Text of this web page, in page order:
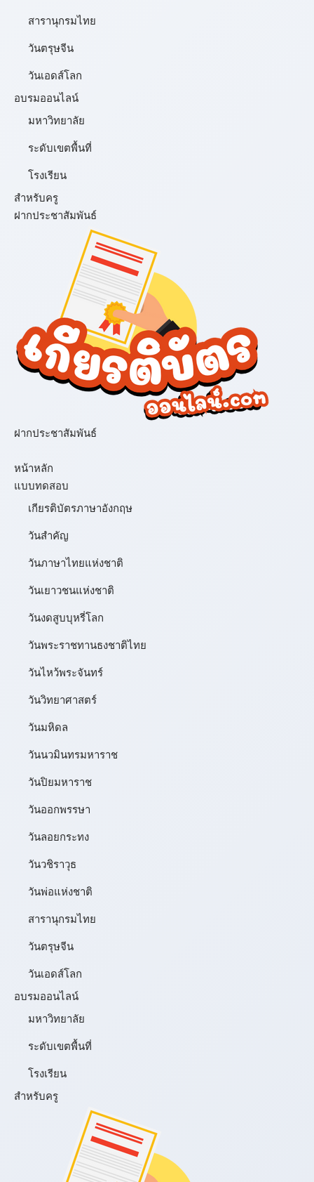
สารานุกรมไทย
วันตรุษจีน
วันเอดส์โลก
อบรมออนไลน์
มหาวิทยาลัย
ระดับเขตพื้นที่
โรงเรียน
สำหรับครู
ฝากประชาสัมพันธ์
ฝากประชาสัมพันธ์
หน้าหลัก
แบบทดสอบ
เกียรติบัตรภาษาอังกฤษ
วันสำคัญ
วันภาษาไทยแห่งชาติ
วันเยาวชนแห่งชาติ
วันงดสูบบุหรี่โลก
วันพระราชทานธงชาติไทย
วันไหว้พระจันทร์​
วันวิทยาศาสตร์
วันมหิดล
วันนวมินทรมหาราช
วันปิยมหาราช
วันออกพรรษา
วันลอยกระทง
วันวชิราวุธ
วันพ่อแห่งชาติ
สารานุกรมไทย
วันตรุษจีน
วันเอดส์โลก
อบรมออนไลน์
มหาวิทยาลัย
ระดับเขตพื้นที่
โรงเรียน
สำหรับครู